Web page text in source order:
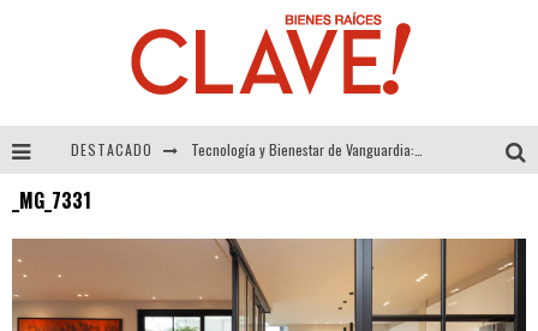
DESTACADO
Alexandra Bedoya – La Constancia detrás de La Paletería
_MG_7331